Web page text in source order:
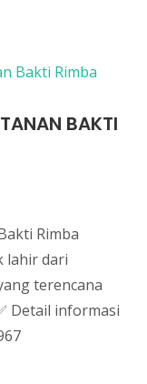
BAKTI
Rimba
lahir dari
terencana
Detail informasi